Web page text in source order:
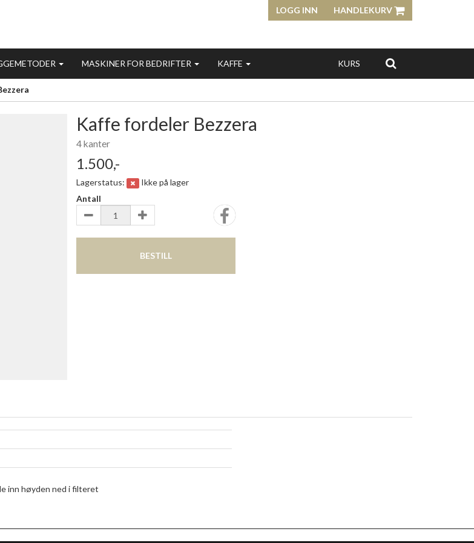
LOGG INN HANDLEKURV
MASKINER FOR BEDRIFTER KAFFE KURS
Kaffe fordeler Bezzera
4 kanter
1.500,-
Lagerstatus:
Ikke på lager
Antall
BESTILL
inn høyden ned i filteret